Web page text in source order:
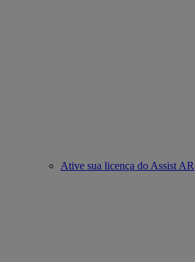
Ative sua licença do Assist AR